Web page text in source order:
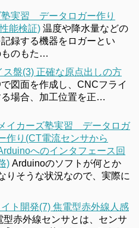
塾実習 データロガー作り
能検証) 温度や降水量などの
録する機器をロガーとい
ものもた…
ス盤(3) 正確な原点出しの方
図面を作成し、CNCフライ
る場合、加工位置を正…
メイカーズ塾実習 データロガ
作り(CT電流センサから
へのインタフェース回
) Arduinoのソフトが何とか
りそうな状況なので、実際に
ト開発(7) 焦電型赤外線人感
型赤外線センサとは、センサ